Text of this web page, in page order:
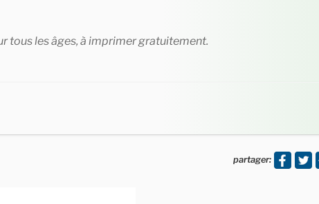
tous les âges, à imprimer gratuitement.
partager: